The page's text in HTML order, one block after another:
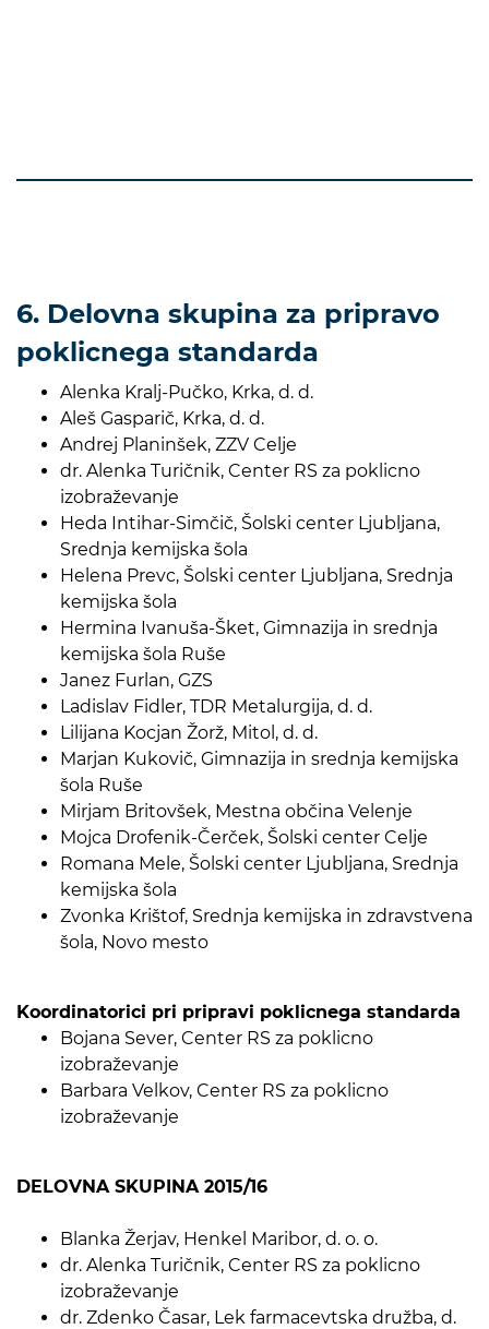
6. Delovna skupina za pripravo
poklicnega standarda
Alenka Kralj-Pučko, Krka, d. d.
Aleš Gasparič, Krka, d. d.
Andrej Planinšek, ZZV Celje
dr. Alenka Turičnik, Center RS za poklicno
izobraževanje
Heda Intihar-Simčič, Šolski center Ljubljana,
Srednja kemijska šola
Helena Prevc, Šolski center Ljubljana, Srednja
kemijska šola
Hermina Ivanuša-Šket, Gimnazija in srednja
kemijska šola Ruše
Janez Furlan, GZS
Ladislav Fidler, TDR Metalurgija, d. d.
Lilijana Kocjan Žorž, Mitol, d. d.
Marjan Kukovič, Gimnazija in srednja kemijska
šola Ruše
Mirjam Britovšek, Mestna občina Velenje
Mojca Drofenik-Čerček, Šolski center Celje
Romana Mele, Šolski center Ljubljana, Srednja
kemijska šola
Zvonka Krištof, Srednja kemijska in zdravstvena
šola, Novo mesto
Koordinatorici pri pripravi poklicnega standarda
Bojana Sever, Center RS za poklicno
izobraževanje
Barbara Velkov, Center RS za poklicno
izobraževanje
DELOVNA SKUPINA 2015/16
Blanka Žerjav, Henkel Maribor, d. o. o.
dr. Alenka Turičnik, Center RS za poklicno
izobraževanje
dr. Zdenko Časar, Lek farmacevtska družba, d.